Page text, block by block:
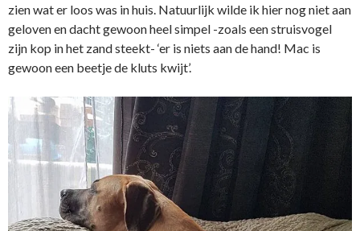
zien wat er loos was in huis. Natuurlijk wilde ik hier nog niet aan
geloven en dacht gewoon heel simpel -zoals een struisvogel
zijn kop in het zand steekt- ‘er is niets aan de hand! Mac is
gewoon een beetje de kluts kwijt’.